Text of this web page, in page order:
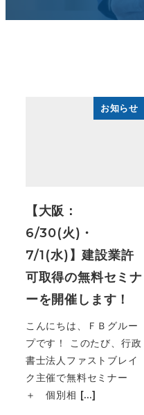
お知らせ
【大阪：
6/30(火)・
7/1(水)】建設業許
可取得の無料セミナ
ーを開催します！
こんにちは、ＦＢグルー
プです！ このたび、行政
書士法人ファストブレイ
ク主催で無料セミナー
＋ 個別相 […]